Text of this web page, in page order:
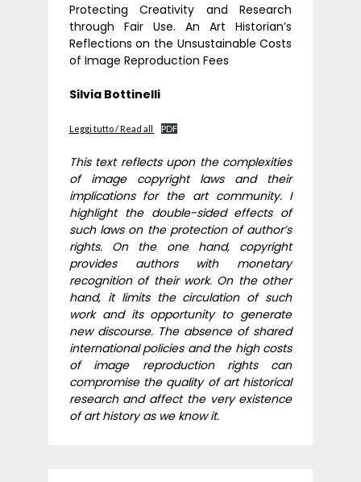
Protecting Creativity and Research
through Fair Use. An Art Historian’s
Reflections on the Unsustainable Costs
of Image Reproduction Fees
Silvia Bottinelli
Leggi tutto / Read all PDF
This text reflects upon the complexities
of image copyright laws and their
implications for the art community. I
highlight the double-sided effects of
such laws on the protection of author’s
rights. On the one hand, copyright
provides authors with monetary
recognition of their work. On the other
hand, it limits the circulation of such
work and its opportunity to generate
new discourse. The absence of shared
international policies and the high costs
of image reproduction rights can
compromise the quality of art historical
research and affect the very existence
of art history as we know it.